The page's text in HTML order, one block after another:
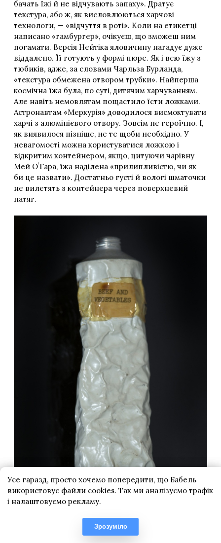
Усе гаразд, просто хочемо попередити, що Бабель
використовує файли cookies. Так ми аналізуємо трафік
і налаштовуємо рекламу.
Зрозуміло